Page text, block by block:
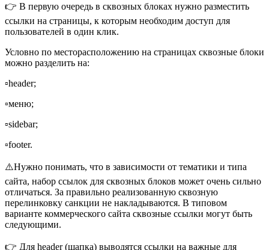
👉 В первую очередь в сквозных блоках нужно разместить
ссылки на страницы, к которым необходим доступ для
пользователей в один клик.
Условно по месторасположению на страницах сквозные блоки
можно разделить на:
▫️header;
▫️меню;
▫️sidebar;
▫️footer.
⚠️Нужно понимать, что в зависимости от тематики и типа
сайта, набор ссылок для сквозных блоков может очень сильно
отличаться. За правильно реализованную сквозную
перелинковку санкции не накладываются. В типовом
варианте коммерческого сайта сквозные ссылки могут быть
следующими.
👉 Для header (шапка) выводятся ссылки на важные для